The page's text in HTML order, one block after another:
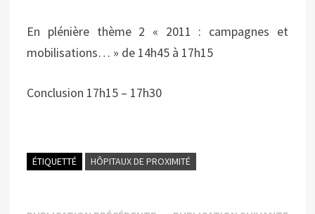
En plénière thème 2 « 2011 : campagnes et
mobilisations… » de 14h45 à 17h15
Conclusion 17h15 – 17h30
ÉTIQUETTÉ HÔPITAUX DE PROXIMITÉ